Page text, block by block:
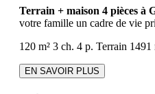
Terrain + maison 4 pièces à
votre famille un cadre de vie
120 m² 3 ch. 4 p. Terrain 1491
EN SAVOIR PLUS